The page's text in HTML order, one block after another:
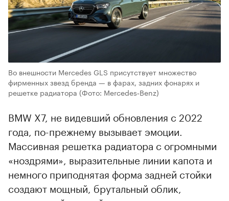
Во внешности Mercedes GLS присутствует множество
фирменных звезд бренда — в фарах, задних фонарях и
решетке радиатора (Фото: Mercedes‑Benz)
BMW X7, не видевший обновления с 2022
года, по-прежнему вызывает эмоции.
Массивная решетка радиатора с огромными
«ноздрями», выразительные линии капота и
немного приподнятая форма задней стойки
создают мощный, брутальный облик,